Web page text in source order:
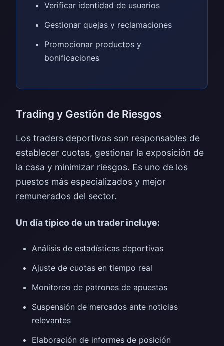
Verificar identidad de usuarios
Gestionar quejas y reclamaciones
Promocionar productos y
bonificaciones
Trading y Gestión de Riesgos
Los traders deportivos son responsables de
establecer cuotas, gestionar la exposición de
la casa y minimizar riesgos. Es uno de los
puestos más especializados y mejor
remunerados del sector.
Un día típico de un trader incluye:
Análisis de estadísticas deportivas
Ajuste de cuotas en tiempo real
Monitoreo de patrones de apuestas
Suspensión de mercados ante noticias
relevantes
Elaboración de informes de posición